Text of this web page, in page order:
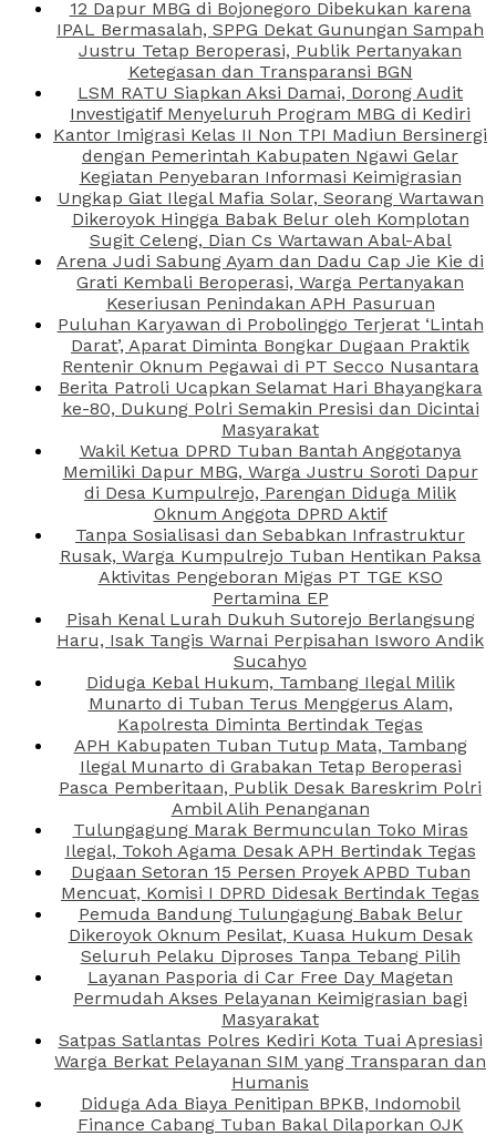
12 Dapur MBG di Bojonegoro Dibekukan karena
IPAL Bermasalah, SPPG Dekat Gunungan Sampah
Justru Tetap Beroperasi, Publik Pertanyakan
Ketegasan dan Transparansi BGN
LSM RATU Siapkan Aksi Damai, Dorong Audit
Investigatif Menyeluruh Program MBG di Kediri
Kantor Imigrasi Kelas II Non TPI Madiun Bersinergi
dengan Pemerintah Kabupaten Ngawi Gelar
Kegiatan Penyebaran Informasi Keimigrasian
Ungkap Giat Ilegal Mafia Solar, Seorang Wartawan
Dikeroyok Hingga Babak Belur oleh Komplotan
Sugit Celeng, Dian Cs Wartawan Abal-Abal
Arena Judi Sabung Ayam dan Dadu Cap Jie Kie di
Grati Kembali Beroperasi, Warga Pertanyakan
Keseriusan Penindakan APH Pasuruan
Puluhan Karyawan di Probolinggo Terjerat ‘Lintah
Darat’, Aparat Diminta Bongkar Dugaan Praktik
Rentenir Oknum Pegawai di PT Secco Nusantara
Berita Patroli Ucapkan Selamat Hari Bhayangkara
ke-80, Dukung Polri Semakin Presisi dan Dicintai
Masyarakat
Wakil Ketua DPRD Tuban Bantah Anggotanya
Memiliki Dapur MBG, Warga Justru Soroti Dapur
di Desa Kumpulrejo, Parengan Diduga Milik
Oknum Anggota DPRD Aktif
Tanpa Sosialisasi dan Sebabkan Infrastruktur
Rusak, Warga Kumpulrejo Tuban Hentikan Paksa
Aktivitas Pengeboran Migas PT TGE KSO
Pertamina EP
Pisah Kenal Lurah Dukuh Sutorejo Berlangsung
Haru, Isak Tangis Warnai Perpisahan Isworo Andik
Sucahyo
Diduga Kebal Hukum, Tambang Ilegal Milik
Munarto di Tuban Terus Menggerus Alam,
Kapolresta Diminta Bertindak Tegas
APH Kabupaten Tuban Tutup Mata, Tambang
Ilegal Munarto di Grabakan Tetap Beroperasi
Pasca Pemberitaan, Publik Desak Bareskrim Polri
Ambil Alih Penanganan
Tulungagung Marak Bermunculan Toko Miras
Ilegal, Tokoh Agama Desak APH Bertindak Tegas
Dugaan Setoran 15 Persen Proyek APBD Tuban
Mencuat, Komisi I DPRD Didesak Bertindak Tegas
Pemuda Bandung Tulungagung Babak Belur
Dikeroyok Oknum Pesilat, Kuasa Hukum Desak
Seluruh Pelaku Diproses Tanpa Tebang Pilih
Layanan Pasporia di Car Free Day Magetan
Permudah Akses Pelayanan Keimigrasian bagi
Masyarakat
Satpas Satlantas Polres Kediri Kota Tuai Apresiasi
Warga Berkat Pelayanan SIM yang Transparan dan
Humanis
Diduga Ada Biaya Penitipan BPKB, Indomobil
Finance Cabang Tuban Bakal Dilaporkan OJK